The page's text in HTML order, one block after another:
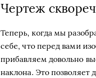
Чертеж
Теперь, когда мы
себе, что перед вами
прибавляем довольно
наклона. Это позволяет